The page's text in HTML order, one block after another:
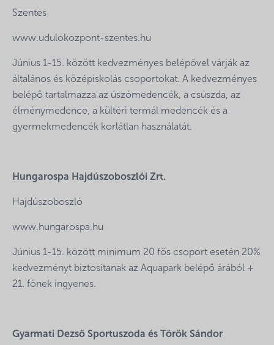
Szentes
www.udulokozpont-szentes.hu
Június 1-15. között kedvezményes belépővel várják az
általános és középiskolás csoportokat. A kedvezményes
belépő tartalmazza az úszómedencék, a csúszda, az
élménymedence, a kültéri termál medencék és a
gyermekmedencék korlátlan használatát.
Hungarospa Hajdúszoboszlói Zrt.
Hajdúszoboszló
www.hungarospa.hu
Június 1-15. között minimum 20 fős csoport esetén 20%
kedvezményt biztosítanak az Aquapark belépő árából +
21. főnek ingyenes.
Gyarmati Dezső Sportuszoda és Török Sándor